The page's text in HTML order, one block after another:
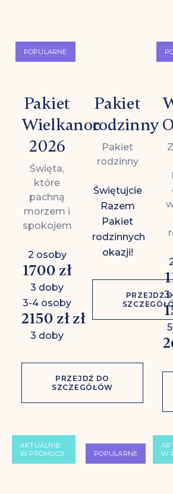
POPULARNE
Pakiet
Wielkanoc
2026
Święta,
które
pachną
morzem i
spokojem
2 osoby
1700 zł
3 doby
3-4 osoby
2150 zł zł
3 doby
PRZEJDŹ DO
SZCZEGÓŁÓW
Pakiet
rodzinny
Pakiet
rodzinny
Świętujcie
Razem
Pakiet
rodzinnych
okazji!
PRZEJDŹ
AKTUALNIE
W PROMOCJI
POPULARNE
W